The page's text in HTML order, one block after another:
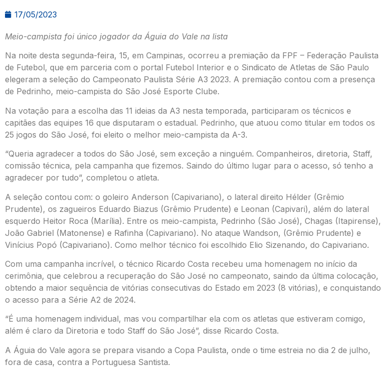
17/05/2023
Meio-campista foi único jogador da Águia do Vale na lista
Na noite desta segunda-feira, 15, em Campinas, ocorreu a premiação da FPF – Federação Paulista
de Futebol, que em parceria com o portal Futebol Interior e o Sindicato de Atletas de São Paulo
elegeram a seleção do Campeonato Paulista Série A3 2023. A premiação contou com a presença
de Pedrinho, meio-campista do São José Esporte Clube.
Na votação para a escolha das 11 ideias da A3 nesta temporada, participaram os técnicos e
capitães das equipes 16 que disputaram o estadual. Pedrinho, que atuou como titular em todos os
25 jogos do São José, foi eleito o melhor meio-campista da A-3.
“Queria agradecer a todos do São José, sem exceção a ninguém. Companheiros, diretoria, Staff,
comissão técnica, pela campanha que fizemos. Saindo do último lugar para o acesso, só tenho a
agradecer por tudo”, completou o atleta.
A seleção contou com: o goleiro Anderson (Capivariano), o lateral direito Hélder (Grêmio
Prudente), os zagueiros Eduardo Biazus (Grêmio Prudente) e Leonan (Capivari), além do lateral
esquerdo Heitor Roca (Marília). Entre os meio-campista, Pedrinho (São José), Chagas (Itapirense),
João Gabriel (Matonense) e Rafinha (Capivariano). No ataque Wandson, (Grêmio Prudente) e
Vinícius Popó (Capivariano). Como melhor técnico foi escolhido Elio Sizenando, do Capivariano.
Com uma campanha incrível, o técnico Ricardo Costa recebeu uma homenagem no início da
cerimônia, que celebrou a recuperação do São José no campeonato, saindo da última colocação,
obtendo a maior sequência de vitórias consecutivas do Estado em 2023 (8 vitórias), e conquistando
o acesso para a Série A2 de 2024.
“É uma homenagem individual, mas vou compartilhar ela com os atletas que estiveram comigo,
além é claro da Diretoria e todo Staff do São José”, disse Ricardo Costa.
A Águia do Vale agora se prepara visando a Copa Paulista, onde o time estreia no dia 2 de julho,
fora de casa, contra a Portuguesa Santista.